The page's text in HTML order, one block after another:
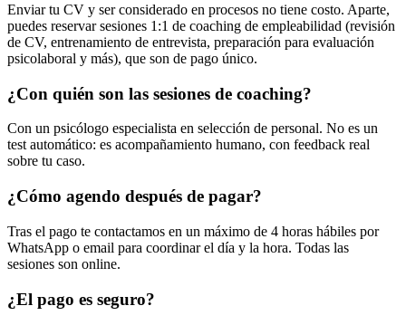
Enviar tu CV y ser considerado en procesos no tiene costo. Aparte,
puedes reservar sesiones 1:1 de coaching de empleabilidad (revisión
de CV, entrenamiento de entrevista, preparación para evaluación
psicolaboral y más), que son de pago único.
¿Con quién son las sesiones de coaching?
Con un psicólogo especialista en selección de personal. No es un
test automático: es acompañamiento humano, con feedback real
sobre tu caso.
¿Cómo agendo después de pagar?
Tras el pago te contactamos en un máximo de 4 horas hábiles por
WhatsApp o email para coordinar el día y la hora. Todas las
sesiones son online.
¿El pago es seguro?